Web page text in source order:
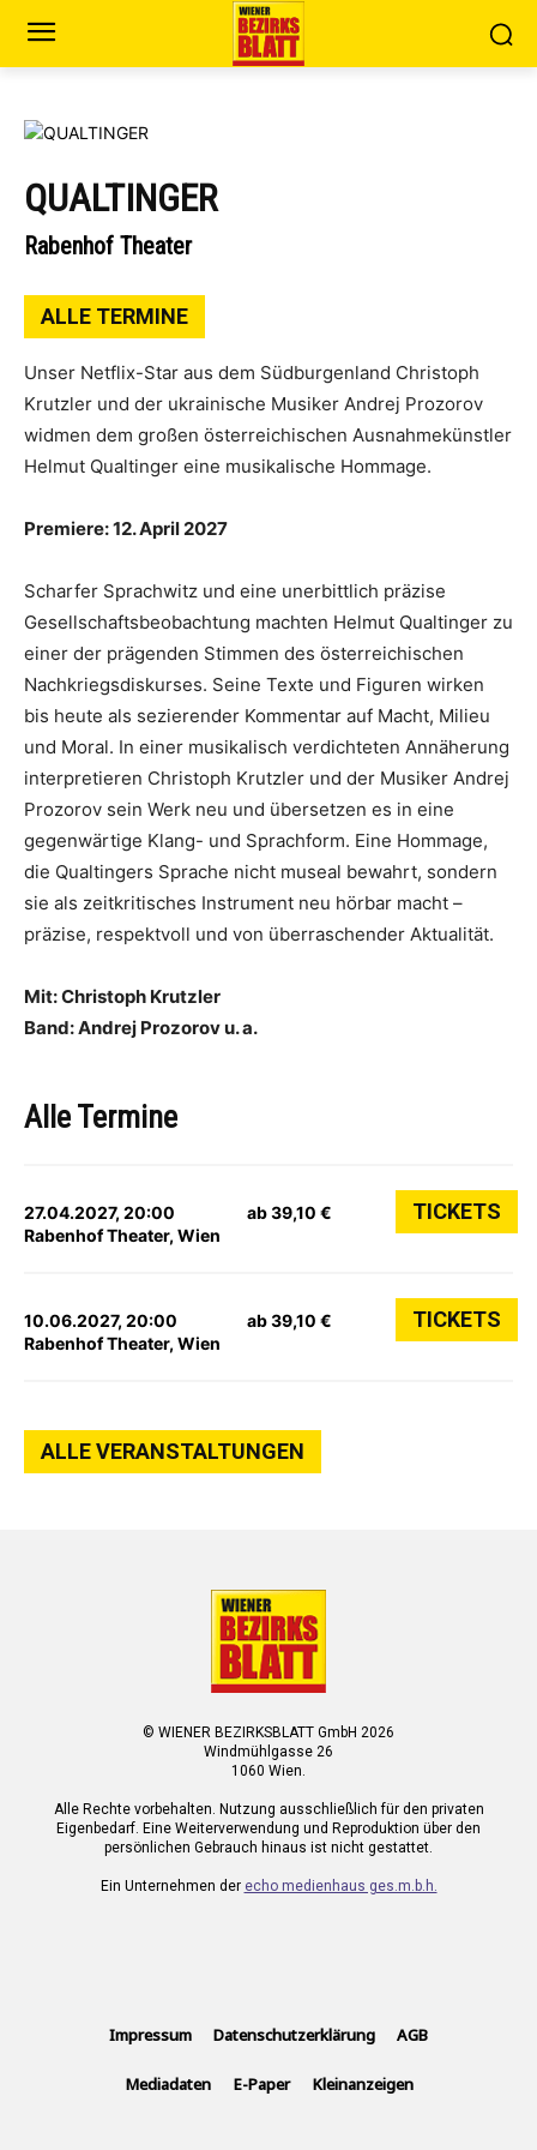
QUALTINGER
Rabenhof Theater
ALLE TERMINE
Unser Netflix-Star aus dem Südburgenland Christoph
Krutzler und der ukrainische Musiker Andrej Prozorov
widmen dem großen österreichischen Ausnahmekünstler
Helmut Qualtinger eine musikalische Hommage.
Premiere: 12. April 2027
Scharfer Sprachwitz und eine unerbittlich präzise
Gesellschaftsbeobachtung machten Helmut Qualtinger zu
einer der prägenden Stimmen des österreichischen
Nachkriegsdiskurses. Seine Texte und Figuren wirken
bis heute als sezierender Kommentar auf Macht, Milieu
und Moral. In einer musikalisch verdichteten Annäherung
interpretieren Christoph Krutzler und der Musiker Andrej
Prozorov sein Werk neu und übersetzen es in eine
gegenwärtige Klang- und Sprachform. Eine Hommage,
die Qualtingers Sprache nicht museal bewahrt, sondern
sie als zeitkritisches Instrument neu hörbar macht –
präzise, respektvoll und von überraschender Aktualität.
Mit: Christoph Krutzler
Band: Andrej Prozorov u. a.
Alle Termine
27.04.2027, 20:00
Rabenhof Theater, Wien
ab 39,10 € TICKETS
10.06.2027, 20:00
Rabenhof Theater, Wien
ab 39,10 € TICKETS
ALLE VERANSTALTUNGEN
© WIENER BEZIRKSBLATT GmbH 2026
Windmühlgasse 26
1060 Wien.
Alle Rechte vorbehalten. Nutzung ausschließlich für den privaten
Eigenbedarf. Eine Weiterverwendung und Reproduktion über den
persönlichen Gebrauch hinaus ist nicht gestattet.
Ein Unternehmen der echo medienhaus ges.m.b.h.
Impressum Datenschutzerklärung AGB
Mediadaten E-Paper Kleinanzeigen